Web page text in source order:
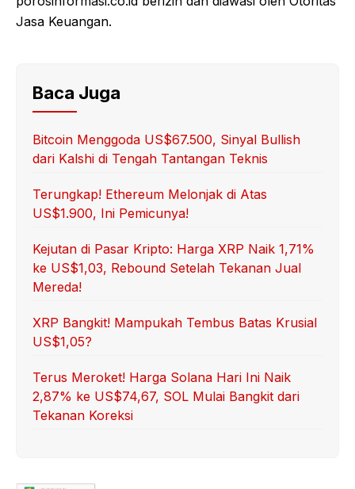
Jasa Keuangan.
Baca Juga
Bitcoin Menggoda US$67.500, Sinyal Bullish
dari Kalshi di Tengah Tantangan Teknis
Terungkap! Ethereum Melonjak di Atas
US$1.900, Ini Pemicunya!
Kejutan di Pasar Kripto: Harga XRP Naik 1,71%
ke US$1,03, Rebound Setelah Tekanan Jual
Mereda!
XRP Bangkit! Mampukah Tembus Batas Krusial
US$1,05?
Terus Meroket! Harga Solana Hari Ini Naik
2,87% ke US$74,67, SOL Mulai Bangkit dari
Tekanan Koreksi